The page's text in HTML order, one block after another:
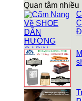
Quan tâm nhiều